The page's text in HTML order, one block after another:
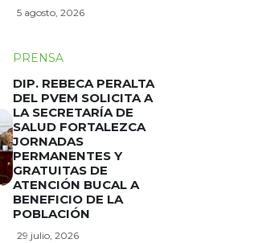
5 agosto, 2026
PRENSA
DIP. REBECA PERALTA
DEL PVEM SOLICITA A
LA SECRETARÍA DE
SALUD FORTALEZCA
JORNADAS
PERMANENTES Y
GRATUITAS DE
ATENCIÓN BUCAL A
BENEFICIO DE LA
POBLACIÓN
29 julio, 2026